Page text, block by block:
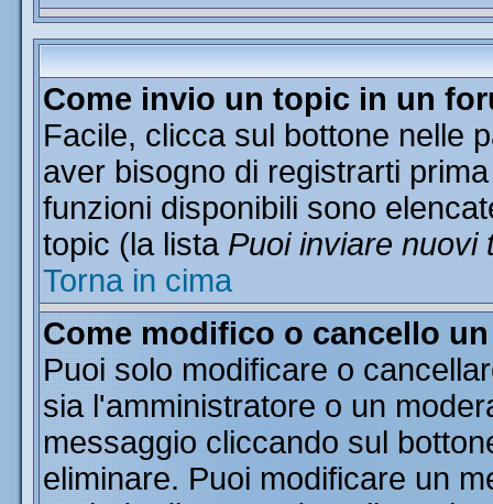
Come invio un topic in un
Facile, clicca sul bottone nelle
aver bisogno di registrarti
funzioni disponibili sono
topic (la lista Puoi inviare nuovi
Torna in cima
Come modifico o cancello
Puoi solo modificare o
sia l'amministratore o un
messaggio cliccando sul
eliminare. Puoi modificare un